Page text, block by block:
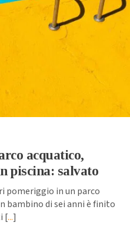
acquatico,
piscina: salvato
pomeriggio in un parco
bambino di sei anni è finito
[...]